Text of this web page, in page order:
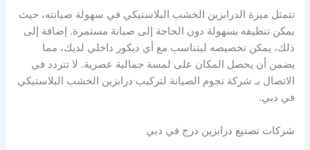
تتمثل ميزة الدرابزين الخشب البلاستيكي في سهولة صيانته، حيث
يمكن تنظيفه بسهولة دون الحاجة إلى صيانة مستمرة. إضافة إلى
ذلك، يمكن تخصيصه ليتناسب مع أي ديكور داخلي لديك، مما
يضمن أن يحصل المكان على لمسة جمالية عصرية. لا تتردد في
الاتصال بـ شركة نجوم الصيانة لتركيب درابزين الخشب البلاستيكي
في دبي.
شركات تصنيع درابزين درج في دبي